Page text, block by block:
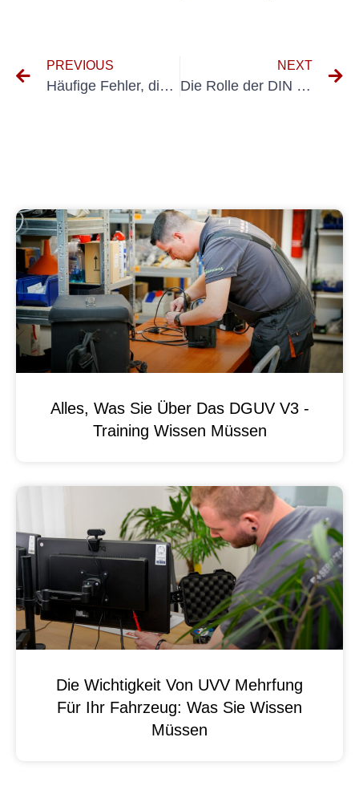
PREVIOUS
Häufige Fehler, die es bei der Umsetzung der UVV-Vorschriften in elektrischen Anlagen zu vermeiden gilt
NEXT
Die Rolle der DIN VDE 544 4 bei der Vermeidung elektrischer Gefahren
Alles, Was Sie Über Das DGUV V3 -
Training Wissen Müssen
Die Wichtigkeit Von UVV Mehrfung
Für Ihr Fahrzeug: Was Sie Wissen
Müssen